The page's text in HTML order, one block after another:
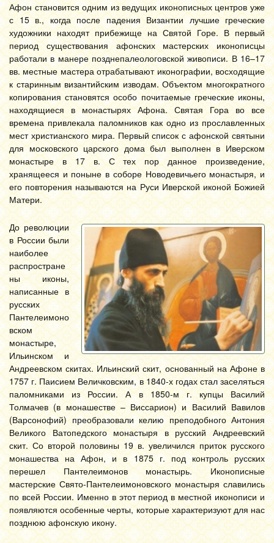
Афон становится одним из ведущих иконописных центров уже
с 15 в., когда после падения Византии лучшие греческие
художники находят прибежище на Святой Горе. В первый
период существования афонских мастерских иконописцы
работали в манере позднепалеологовской живописи. В 16–17
вв. местные мастера отрабатывают иконографии, восходящие
к старинным византийским изводам. Объектом многократного
копирования становятся особо почитаемые греческие иконы,
находящиеся в монастырях Афона. Святая Гора во все
времена привлекала паломников как одно из прославленных
мест христианского мира. Первый список с афонской святыни
для московского царского дома был выполнен в Иверском
монастыре в 17 в. С тех пор данное произведение,
хранящееся и поныне в соборе Новодевичьего монастыря, и
его повторения называются на Руси Иверской иконой Божией
Матери.
До революции
в России были
наиболее
распростране
ны иконы,
написанные в
русских
Пантелеимоно
вском
монастыре,
Ильинском и
Андреевском скитах. Ильинский скит, основанный на Афоне в
1757 г. Паисием Величковским, в 1840-х годах стал заселяться
паломниками из России. А в 1850-м г. купцы Василий
Толмачев (в монашестве – Виссарион) и Василий Вавилов
(Варсонофий) преобразовали келию преподобного Антония
Великого Ватопедского монастыря в русский Андреевский
скит. Со второй половины 19 в. увеличился приток русского
монашества на Афон, и в 1875 г. под контроль русских
перешел Пантелеимонов монастырь. Иконописные
мастерские Свято-Пантелеимоновского монастыря славились
по всей России. Именно в этот период в местной иконописи и
появляются особенные черты, которые характеризуют для нас
позднюю афонскую икону.